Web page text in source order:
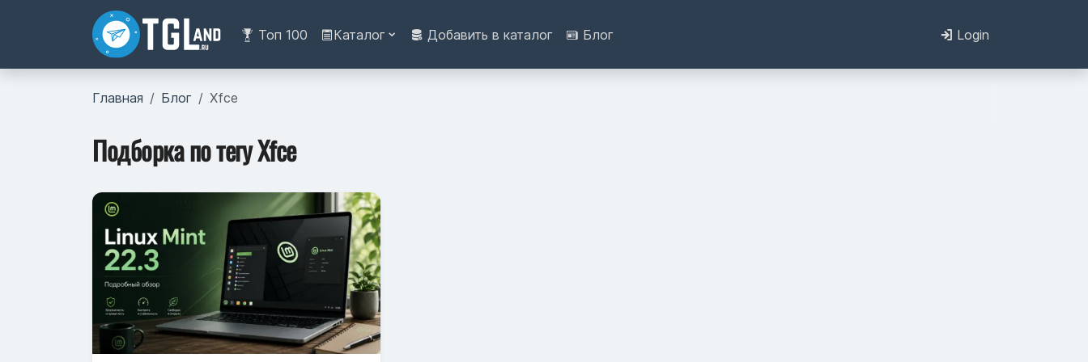
Топ 100 Каталог Добавить в каталог Блог Login
Главная Блог Xfce
Подборка по тегу Xfce